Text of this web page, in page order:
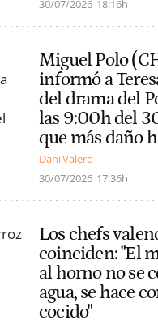
30/07/2026 18:16h
Miguel Polo
informó a
del drama del
las 9:00h del
que más daño
Dani Valero
30/07/2026 17:36h
Los chefs
coinciden: "El
al horno no se
agua, se hace
cocido"